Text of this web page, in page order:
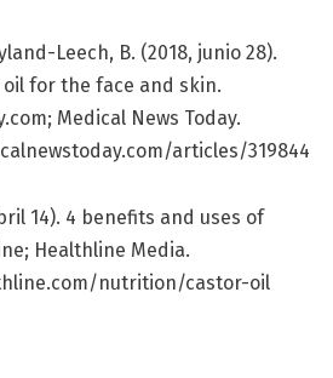
Leech, B. (2018, junio 28).
for the face and skin.
Medical News Today.
articles/319844
14). 4 benefits and uses of
Healthline Media.
nutrition/castor-oil